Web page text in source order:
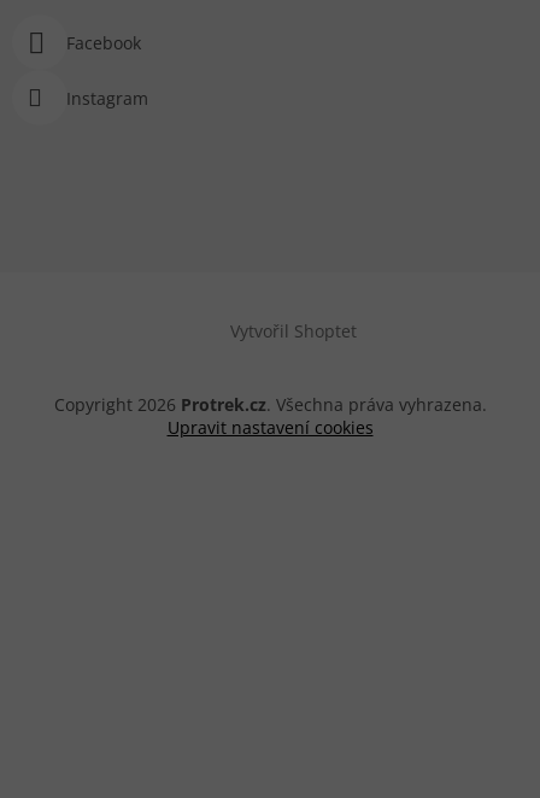
Facebook
Instagram
Vytvořil Shoptet
Copyright 2026 Protrek.cz. Všechna práva vyhrazena.
Upravit nastavení cookies